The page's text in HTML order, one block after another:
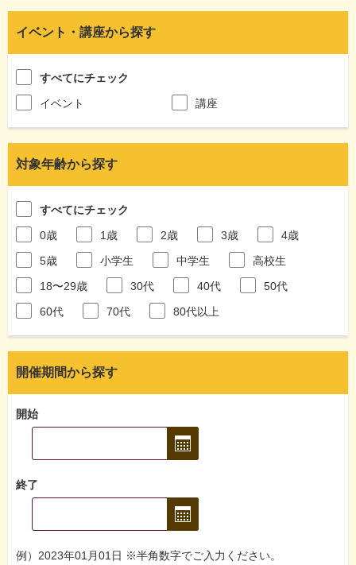
イベント・講座から探す
すべてにチェック
イベント
講座
対象年齢から探す
すべてにチェック
0歳
1歳 2歳 3歳
4歳
5歳
小学生 中学生
高校生
18〜29歳
30代 40代
50代
60代
70代 80代以上
開催期間から探す
開始
終了
例）2023年01月01日 ※半角数字でご入力ください。